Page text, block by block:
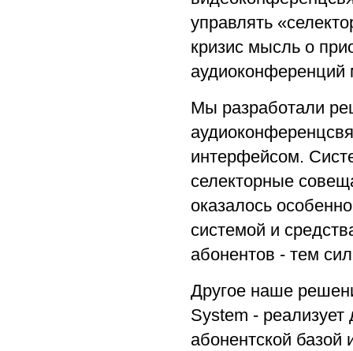
управлять
кризис мысль о
аудиоконференций
Мы разработали
интерфейсом.
селекторные
оказалось
системой и
абонентов - тем
Другое наше
System - реализует
абонентской базой